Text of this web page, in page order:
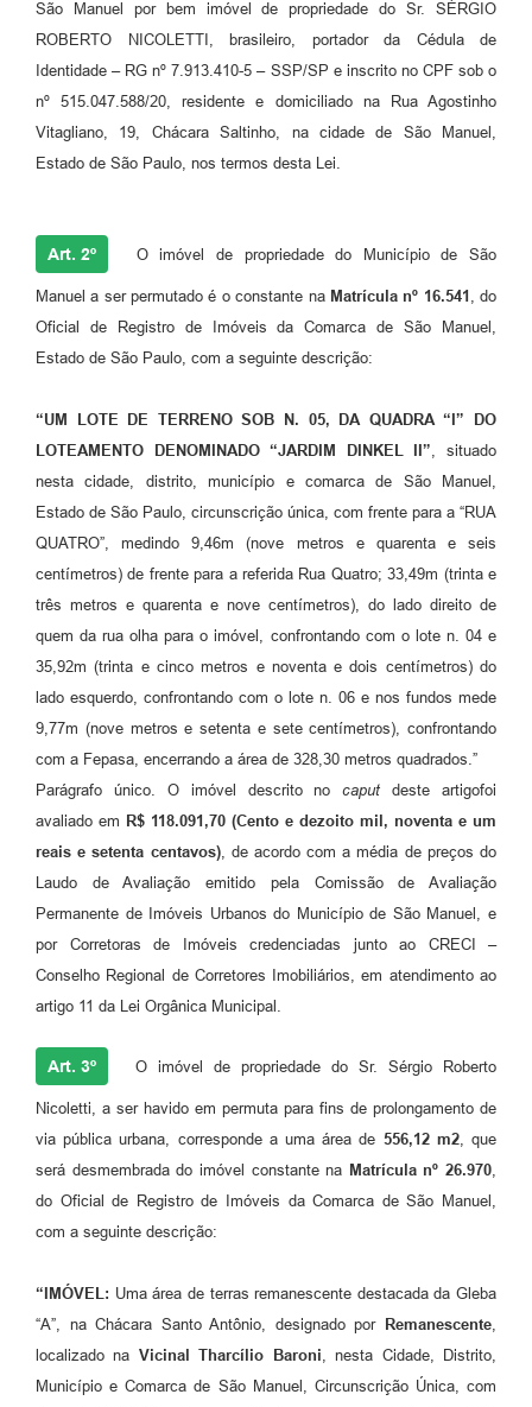
São Manuel por bem imóvel de propriedade do Sr. SÉRGIO
ROBERTO NICOLETTI, brasileiro, portador da Cédula de
Identidade – RG nº 7.913.410-5 – SSP/SP e inscrito no CPF sob o
nº 515.047.588/20, residente e domiciliado na Rua Agostinho
Vitagliano, 19, Chácara Saltinho, na cidade de São Manuel,
Estado de São Paulo, nos termos desta Lei.
Art. 2º O imóvel de propriedade do Município de São
Manuel a ser permutado é o constante na Matrícula nº 16.541 , do
Oficial de Registro de Imóveis da Comarca de São Manuel,
Estado de São Paulo, com a seguinte descrição:
“UM LOTE DE TERRENO SOB N. 05, DA QUADRA “I” DO
LOTEAMENTO DENOMINADO “JARDIM DINKEL II”, situado
nesta cidade, distrito, município e comarca de São Manuel,
Estado de São Paulo, circunscrição única, com frente para a “RUA
QUATRO”, medindo 9,46m (nove metros e quarenta e seis
centímetros) de frente para a referida Rua Quatro; 33,49m (trinta e
três metros e quarenta e nove centímetros), do lado direito de
quem da rua olha para o imóvel, confrontando com o lote n. 04 e
35,92m (trinta e cinco metros e noventa e dois centímetros) do
lado esquerdo, confrontando com o lote n. 06 e nos fundos mede
9,77m (nove metros e setenta e sete centímetros), confrontando
com a Fepasa, encerrando a área de 328,30 metros quadrados.”
Parágrafo único. O imóvel descrito nocaput deste artigofoi
avaliado em R$ 118.091,70 (Cento e dezoito mil, noventa e um
reais e setenta centavos), de acordo com a média de preços do
Laudo de Avaliação emitido pela Comissão de Avaliação
Permanente de Imóveis Urbanos do Município de São Manuel, e
por Corretoras de Imóveis credenciadas junto ao CRECI –
Conselho Regional de Corretores Imobiliários, em atendimento ao
artigo 11 da Lei Orgânica Municipal.
Art. 3º O imóvel de propriedade do Sr. Sérgio Roberto
Nicoletti, a ser havido em permuta para fins de prolongamento de
via pública urbana, corresponde a uma área de 556,12 m2, que
será desmembrada do imóvel constante na Matrícula nº 26.970,
do Oficial de Registro de Imóveis da Comarca de São Manuel,
com a seguinte descrição:
“IMÓVEL: Uma área de terras remanescente destacada da Gleba
“A”, na Chácara Santo Antônio, designado por Remanescente,
localizado na Vicinal Tharcílio Baroni, nesta Cidade, Distrito,
Município e Comarca de São Manuel, Circunscrição Única, com